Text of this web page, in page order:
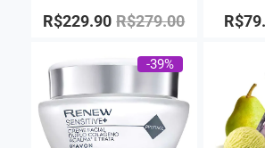
R$279.00
R$229.90 R$
-39%